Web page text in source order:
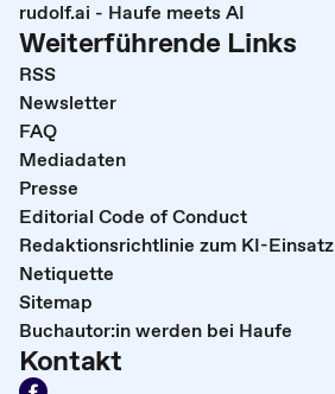
rudolf.ai - Haufe meets AI
Weiterführende Links
RSS
Newsletter
FAQ
Mediadaten
Presse
Editorial Code of Conduct
Redaktionsrichtlinie zum KI-Einsatz
Netiquette
Sitemap
Buchautor:in werden bei Haufe
Kontakt